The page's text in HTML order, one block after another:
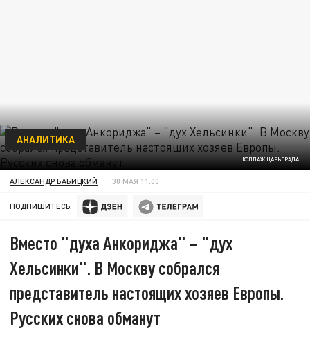
КОЛЛАЖ ЦАРЬГРАДА.
АНАЛИТИКА
АЛЕКСАНДР БАБИЦКИЙ 30 МАЯ 11:00
ПОДПИШИТЕСЬ:
Вместо "духа Анкориджа" – "дух
Хельсинки". В Москву собрался
представитель настоящих хозяев Европы.
Русских снова обманут